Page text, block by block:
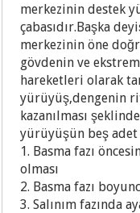
merkezinin destek
çabasıdır.Başka
merkezinin öne
gövdenin ve
hareketleri olarak
yürüyüş,dengenin
kazanılması
yürüyüşün beş
1. Basma fazı
olması
2. Basma fazı
3. Salınım fazında